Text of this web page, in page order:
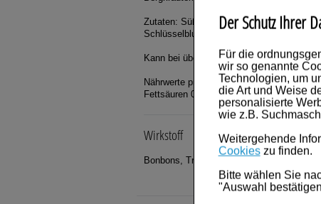
Der Schutz Ihrer
Für die
wir so genannte
Technologien, um
die Art und Weise
personalisierte
wie z.B.
Weitergehende
Cookieszu finden.
Bitte wählen Sie
"Auswahl
Zutaten: Süßungsmittel (Isomalt),
Schlüsselblume, Schafgarbe, Bibernelle,
Kann bei übermäßigem Verzehr abführend
Nährwerte pro 100g: Energiewert 990 kJ
Fettsäuren 0g; Salz 0g
Wirkstoff
Bonbons, Traubenzucker